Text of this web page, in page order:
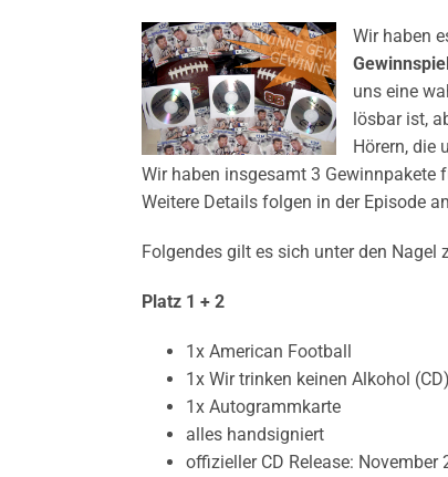
Wir haben
uns eine
lösbar ist,
Hörern, die
Wir haben insgesamt 3 Gewinnpakete
Weitere Details folgen in der Episode
Folgendes gilt es sich unter den Nagel
Platz 1 + 2
1x American Football
1x Wir trinken keinen Alkohol (CD)
1x Autogrammkarte
alles handsigniert
offizieller CD Release: November